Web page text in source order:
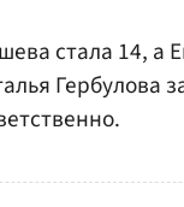
стала 14, а
Гербулова